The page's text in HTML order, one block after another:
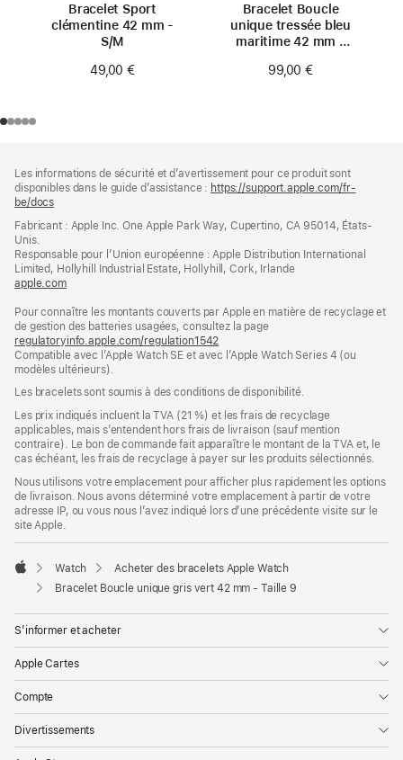
Bracelet Sport
clémentine 42 mm -
S/M
49,00 €
Bracelet Boucle
unique tressée bleu
maritime 42 mm -
99,00 €
de
page
de
bas
page
Les informations de sécurité et d’avertissement pour ce produit sont
disponibles dans le guide d’assistance : https://support.apple.com/fr-
be/docs
une
fenêtre)
Fabricant : Apple Inc. One Apple Park Way, Cupertino, CA 95014, États-
Unis.
Responsable pour l’Union européenne : Apple Distribution International
Limited, Hollyhill Industrial Estate, Hollyhill, Cork, Irlande
apple.com(s’ouvre
une
nouvelle
fenêtre)
Pour connaître les montants couverts par Apple en matière de recyclage et
de gestion des batteries usagées, consultez la page
regulatoryinfo.apple.com/regulation1542
dans
nouvelle
fenêtre)
Compatible avec l’Apple Watch SE et avec l’Apple Watch Series 4 (ou
modèles ultérieurs).
Les bracelets sont soumis à des conditions de disponibilité.
Les prix indiqués incluent la TVA (21 %) et les frais de recyclage
applicables, mais s’entendent hors frais de livraison (sauf mention
contraire). Le bon de commande fait apparaître le montant de la TVA et, le
cas échéant, les frais de recyclage à payer sur les produits sélectionnés.
Nous utilisons votre emplacement pour afficher plus rapidement les options
de livraison. Nous avons déterminé votre emplacement à partir de votre
adresse IP, ou vous nous l’avez indiqué lors d’une précédente visite sur le
site Apple.
Apple
Watch
Acheter des bracelets Apple Watch
Bracelet Boucle unique gris vert 42 mm - Taille 9
S’informer et acheter
Apple Cartes
Compte
Divertissements